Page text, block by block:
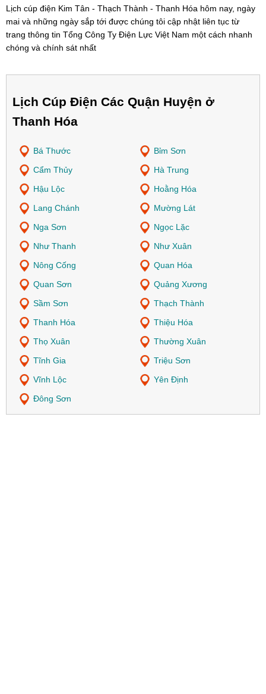
Lịch cúp điện Kim Tân - Thạch Thành - Thanh Hóa hôm nay, ngày
mai và những ngày sắp tới được chúng tôi cập nhật liên tục từ
trang thông tin Tổng Công Ty Điện Lực Việt Nam một cách nhanh
chóng và chính sát nhất
Lịch Cúp Điện Các Quận Huyện ở
Thanh Hóa
Bá Thước
Bỉm Sơn
Cẩm Thủy
Hà Trung
Hậu Lộc
Hoằng Hóa
Lang Chánh
Mường Lát
Nga Sơn
Ngọc Lặc
Như Thanh
Như Xuân
Nông Cống
Quan Hóa
Quan Sơn
Quảng Xương
Sầm Sơn
Thạch Thành
Thanh Hóa
Thiệu Hóa
Thọ Xuân
Thường Xuân
Tĩnh Gia
Triệu Sơn
Vĩnh Lộc
Yên Định
Đông Sơn